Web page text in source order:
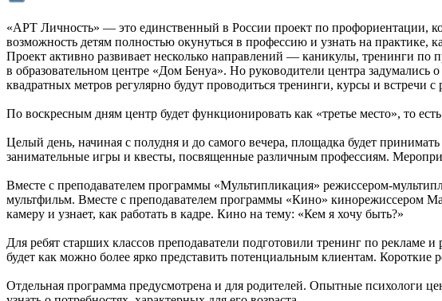
«АРТ Личность» — это единственный в России проект по профориентации,
возможность детям полностью окунуться в профессию и узнать на
Проект активно развивает несколько направлений — каникулы, тренинги по
в образовательном центре «Дом Бенуа». Но руководители центра задумались
квадратных метров регулярно будут проводиться тренинги, курсы и встречи
По воскресным дням центр будет функционировать как «третье место», то
Целый день, начиная с полудня и до самого вечера, площадка будет
занимательные игры и квесты, посвященные различным профессиям.
Вместе с преподавателем программы «Мультипликация» режиссером-
мультфильм. Вместе с преподавателем программы «Кино» кинорежиссером
камеру и узнает, как работать в кадре. Кино на тему: «Кем я хочу быть?»
Для ребят старших классов преподаватели подготовили тренинг по
будет как можно более ярко представить потенциальным клиентам.
Отдельная программа предусмотрена и для родителей. Опытные психологи